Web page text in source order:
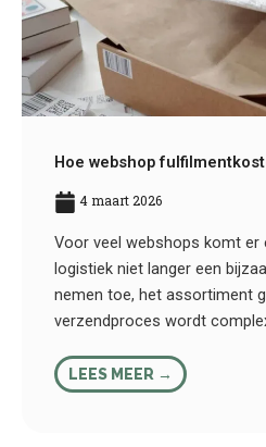
Hoe webshop
4 maart 2026
Voor veel webshops komt er
logistiek niet langer een
nemen toe, het assortiment
verzendproces wordt
LEES MEER →